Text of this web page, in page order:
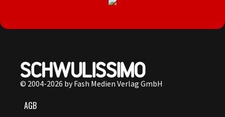
© 2004-2026 by Fash Medien Verlag GmbH
AGB